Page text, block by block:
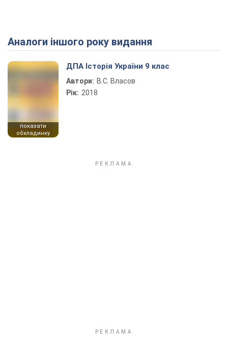
Play Video
Аналоги іншого року видання
показати
обкладинку
ДПА Історія України 9 клас
Автори: В.С. Власов
Рік: 2018